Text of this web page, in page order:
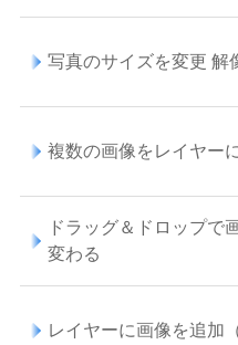
写真のサイズを変更 解
複数の画像をレイヤー
ドラッグ＆ドロップで
変わる
レイヤーに画像を追加